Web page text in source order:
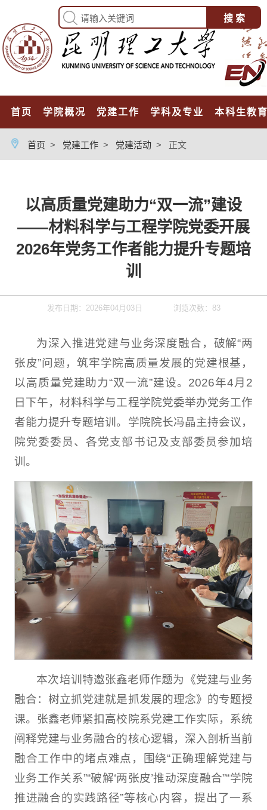
首页 学院概况 党建工作 学科及专业 本科生教
首页 > 党建工作 > 党建活动 > 正文
以高质量党建助力“双一流”建设
——材料科学与工程学院党委开展
2026年党务工作者能力提升专题培
训
发布日期：2026年04月03日 浏览次数： 83
为深入推进党建与业务深度融合，破解“两
张皮”问题，筑牢学院高质量发展的党建根基，
以高质量党建助力“双一流”建设。2026年4月2
日下午，材料科学与工程学院党委举办党务工作
者能力提升专题培训。学院院长冯晶主持会议，
院党委委员、各党支部书记及支部委员参加培
训。
本次培训特邀张鑫老师作题为《党建与业务
融合：树立抓党建就是抓发展的理念》的专题授
课。张鑫老师紧扣高校院系党建工作实际，系统
阐释党建与业务融合的核心逻辑，深入剖析当前
融合工作中的堵点难点，围绕“正确理解党建与
业务工作关系”“破解‘两张皮’推动深度融合”“学院
推进融合的实践路径”等核心内容，提出了一系